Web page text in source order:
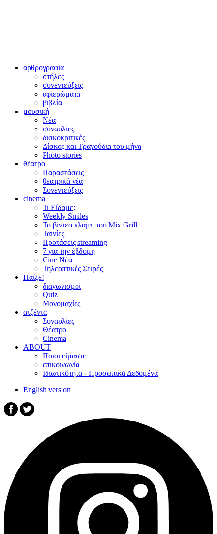
αρθρογραφία
στήλες
συνεντεύξεις
αφιερώματα
βιβλία
μουσική
Νέα
συναυλίες
δισκοκριτικές
Δίσκος και Τραγούδια του μήνα
Photo stories
θέατρο
Παραστάσεις
θεατρικά νέα
Συνεντεύξεις
cinema
Τι Είδαμε;
Weekly Smiles
Το βίντεο κλαμπ του Mix Grill
Ταινίες
Προτάσεις streaming
7 για την έβδομη
Cine Νέα
Τηλεοπτικές Σειρές
Παίξε!
διαγωνισμοί
Quiz
Μονομαχίες
ατζέντα
Συναυλίες
Θέατρο
Cinema
ABOUT
Ποιοι είμαστε
επικοινωνία
Ιδιωτικότητα - Προσωπικά Δεδομένα
English version